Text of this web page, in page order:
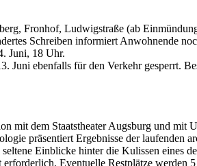
Fronhof, Ludwigstraße (ab
Schreiben informiert Anwohnende
Juni, 18 Uhr.
Juni ebenfalls für den Verkehr gesperrt.
mit dem Staatstheater Augsburg und
präsentiert Ergebnisse der
Einblicke hinter die Kulissen
Eventuelle Restplätze werden